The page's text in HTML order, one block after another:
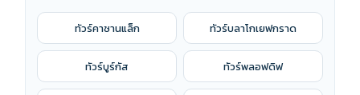
ทัวร์คาซานแล็ก ทัวร์บลาโกเยฟกราด
ทัวร์บูร์กัส ทัวร์พลอฟดิฟ